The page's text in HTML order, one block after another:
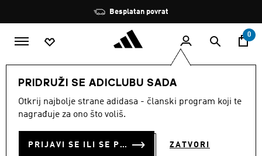
Zaustavi
rotaciju
Besplatan povrat
0
PRIDRUŽI SE ADICLUBU SADA
Otkrij najbolje strane adidasa - članski program koji te
nagrađuje za ono što voliš.
PRIJAVI SE ILI SE PRIDRUŽI SADA ZATVORI
Odjeća
DJEČJI GOSTUJUĆI DRES
JUŽNA AFRIKA 26